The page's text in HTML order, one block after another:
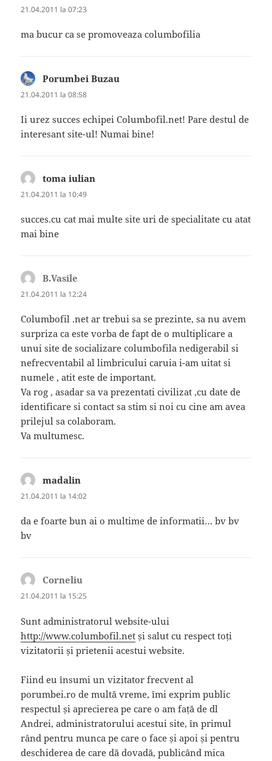
21.04.2011 la 07:23
ma bucur ca se promoveaza columbofilia
Porumbei Buzau
21.04.2011 la 08:58
Ii urez succes echipei Columbofil.net! Pare destul de
interesant site-ul! Numai bine!
toma iulian
21.04.2011 la 10:49
succes.cu cat mai multe site uri de specialitate cu atat
mai bine
B.Vasile
21.04.2011 la 12:24
Columbofil .net ar trebui sa se prezinte, sa nu avem
surpriza ca este vorba de fapt de o multiplicare a
unui site de socializare columbofila nedigerabil si
nefrecventabil al limbricului caruia i-am uitat si
numele , atit este de important.
Va rog , asadar sa va prezentati civilizat ,cu date de
identificare si contact sa stim si noi cu cine am avea
prilejul sa colaboram.
Va multumesc.
madalin
21.04.2011 la 14:02
da e foarte bun ai o multime de informatii… bv bv
bv
Corneliu
21.04.2011 la 15:25
Sunt administratorul website-ului
http://www.columbofil.net și salut cu respect toți
vizitatorii și prietenii acestui website.
Fiind eu însumi un vizitator frecvent al
porumbei.ro de multă vreme, îmi exprim public
respectul și aprecierea pe care o am față de dl
Andrei, administratorului acestui site, în primul
rând pentru munca pe care o face și apoi și pentru
deschiderea de care dă dovadă, publicând mica